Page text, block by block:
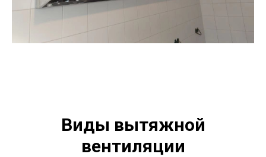
Виды вытяжной
вентиляции